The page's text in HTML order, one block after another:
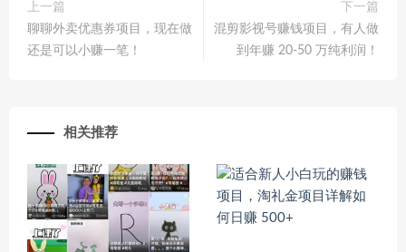
上一篇
聊聊外卖优惠券项目，现在做
还是可以小赚一笔！
下一篇
混剪影视号赚钱项目，有人做
到年赚 20-50 万纯利润！
相关推荐